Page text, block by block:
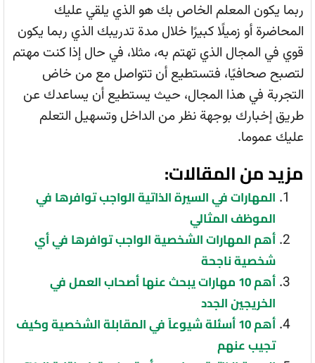
ربما يكون المعلم الخاص بك هو الذي يلقي عليك
المحاضرة أو زميلًا كبيرًا خلال مدة تدريبك الذي ربما يكون
قوي في المجال الذي تهتم به، مثلا، في حال إذا كنت مهتم
لتصبح صحافيًا، فتستطيع أن تتواصل مع من خاض
التجربة في هذا المجال، حيث يستطيع أن يساعدك عن
طريق إخبارك بوجهة نظر من الداخل وتسهيل التعلم
عليك عموما.
مزيد من المقالات:
المهارات في السيرة الذاتية الواجب توافرها في
الموظف المثالي
أهم المهارات الشخصية الواجب توافرها في أي
شخصية ناجحة
أهم 10 مهارات يبحث عنها أصحاب العمل في
الخريجين الجدد
أهم 10 أسئلة شيوعاً في المقابلة الشخصية وكيف
تجيب عنهم